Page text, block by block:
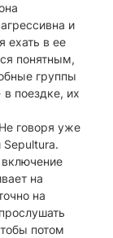
и
ехать в ее
понятным,
группы
поездке, их
говоря уже
Sepultura.
на
на
потом